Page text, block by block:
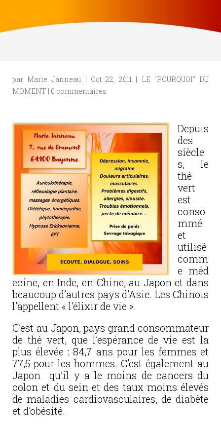
par Marie Janneau | Oct 22, 2011 | LE "POURQUOI" DU
MOMENT | 0 commentaires
Depuis
des
siècle
s, le
thé
vert
est
conso
mmé
et
utilisé
comm
e méd
ecine, en Inde, en Chine, au Japon et dans
beaucoup d’autres pays d’Asie. Les Chinois
l’appellent « l’élixir de vie ».
C’est au Japon, pays grand consommateur
de thé vert, que l’espérance de vie est la
plus élevée : 84,7 ans pour les femmes et
77,5 pour les hommes. C’est également au
Japon qu’il y a le moins de cancers du
colon et du sein et des taux moins élevés
de maladies cardiovasculaires, de diabète
et d’obésité.